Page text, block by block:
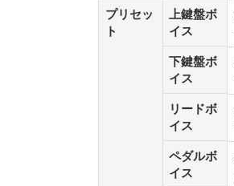
プリセッ
ト
上鍵盤ボ
イス
下鍵盤ボ
イス
リードボ
イス
ペダルボ
イス
プリセッ
ト
上鍵盤ボ
イス
下鍵盤ボ
イス
リードボ
イス
ペダルボ
イス